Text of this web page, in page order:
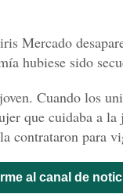
Mercado
hubiese sido
Cuando los
que cuidaba a la
contrataron para
al canal de